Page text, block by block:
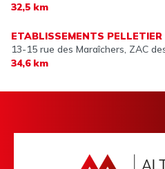
32,5 km
ETABLISSEMENTS PELLETIER
13-15 rue des Maraîchers, ZAC
34,6 km